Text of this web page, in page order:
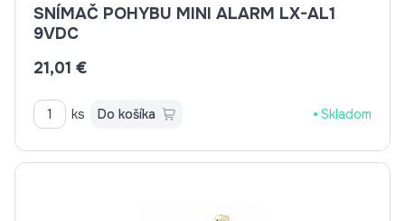
SNÍMAČ POHYBU MINI ALARM LX-AL1
9VDC
21,01 €
ks Do košíka Skladom